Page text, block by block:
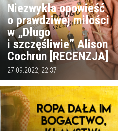
Niezwykła opowieść
o prawdziwej miłości
w „Długo
i szczęśliwie” Alison
Cochrun [RECENZJA]
27.09.2022, 22:37